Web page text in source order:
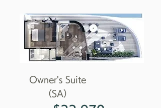
Owner's Suite
（SA）